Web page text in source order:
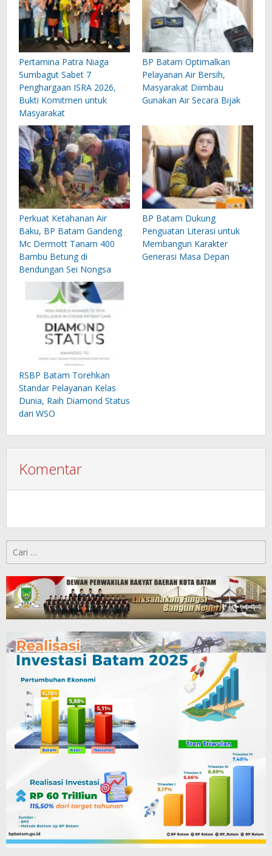
Pertamina Patra Niaga
Sumbagut Sabet 7
Penghargaan ISRA 2026,
Bukti Komitmen untuk
Masyarakat
BP Batam Optimalkan
Pelayanan Air Bersih,
Masyarakat Diimbau
Gunakan Air Secara Bijak
Perkuat Ketahanan Air
Baku, BP Batam Gandeng
Mc Dermott Tanam 400
Bambu Betung di
Bendungan Sei Nongsa
BP Batam Dukung
Penguatan Literasi untuk
Membangun Karakter
Generasi Masa Depan
RSBP Batam Torehkan
Standar Pelayanan Kelas
Dunia, Raih Diamond Status
dari WSO
Komentar
untuk: